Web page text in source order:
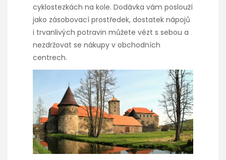
cyklostezkách na kole. Dodávka vám poslouží
jako zásobovací prostředek, dostatek nápojů
i trvanlivých potravin můžete vézt s sebou a
nezdržovat se nákupy v obchodních
centrech.